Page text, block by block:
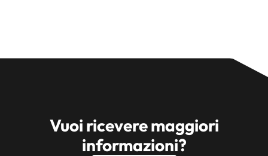
Vuoi ricevere maggiori
informazioni?